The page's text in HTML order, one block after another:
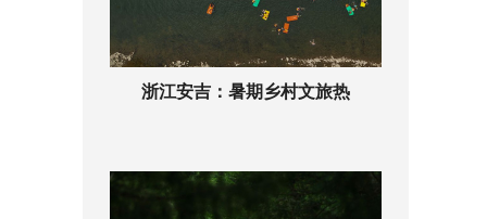
浙江安吉：暑期乡村文旅热